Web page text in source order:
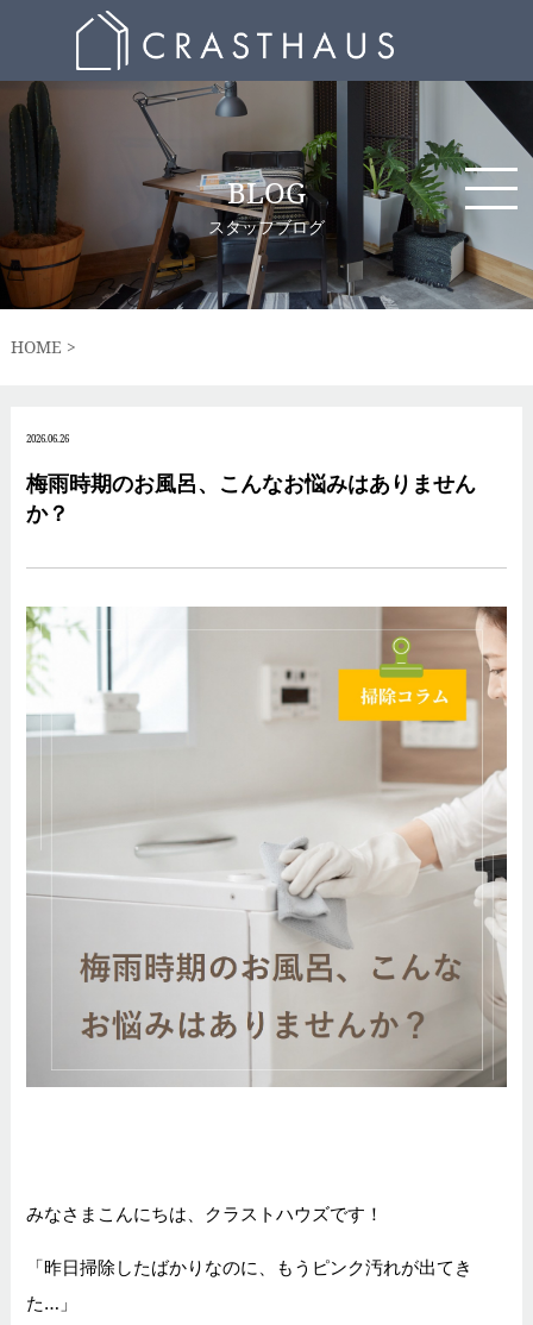
BLOG
スタッフブログ
HOME
2026.06.26
梅雨時期のお風呂、こんなお悩みはありません
か？
みなさまこんにちは、クラストハウズです！
「昨日掃除したばかりなのに、もうピンク汚れが出てき
た…」